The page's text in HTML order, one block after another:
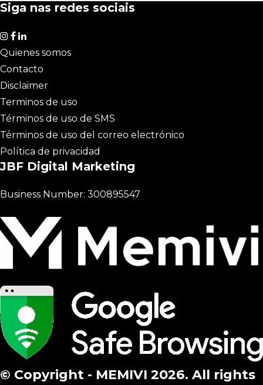
Siga nas redes sociais
Quienes somos
Contacto
Disclaimer
Terminos de uso
Términos de uso de SMS
Términos de uso del correo electrónico
Política de privacidad
JBF Digital Marketing
Business Number: 300895547
© Copyright - MEMIVI 2026. All rights